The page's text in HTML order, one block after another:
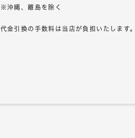
※沖縄、離島を除く
代金引換の手数料は当店が負担いたします。